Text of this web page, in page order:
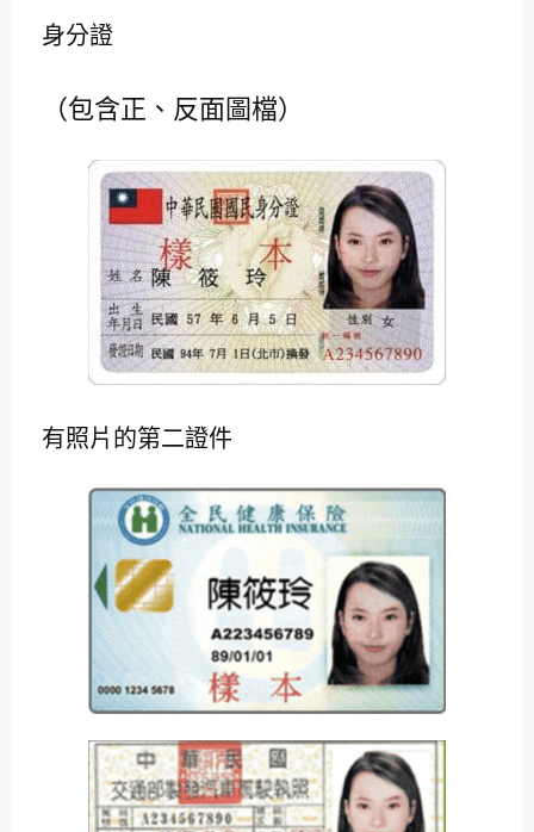
身分證
（包含正、反面圖檔）
有照片的第二證件